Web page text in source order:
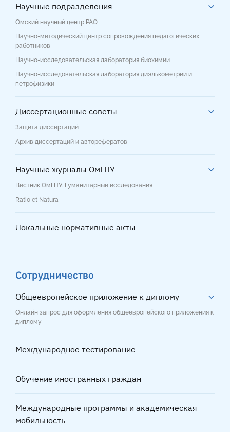
Научные подразделения
Омский научный центр РАО
Научно-методический центр сопровождения педагогических
работников
Научно-исследовательская лаборатория биохимии
Научно-исследовательская лаборатория диэлькометрии и
петрофизики
Диссертационные советы
Защита диссертаций
Архив диссертаций и авторефератов
Научные журналы ОмГПУ
Вестник ОмГПУ. Гуманитарные исследования
Ratio et Natura
Локальные нормативные акты
Сотрудничество
Общеевропейское приложение к диплому
Онлайн запрос для оформления общеевропейского приложения к
диплому
Международное тестирование
Обучение иностранных граждан
Международные программы и академическая
мобильность